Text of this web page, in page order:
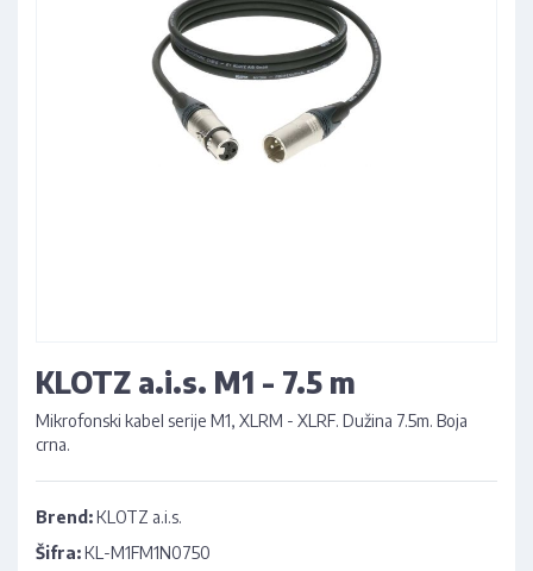
KLOTZ a.i.s. M1 - 7.5 m
Mikrofonski kabel serije M1, XLRM - XLRF. Dužina 7.5m. Boja
crna.
Brend:KLOTZ a.i.s.
Šifra:KL-M1FM1N0750